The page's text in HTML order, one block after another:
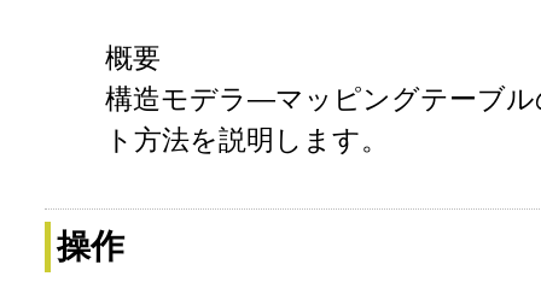
概要
構造モデラ―マッピングテーブ
ト方法を説明します。
操作